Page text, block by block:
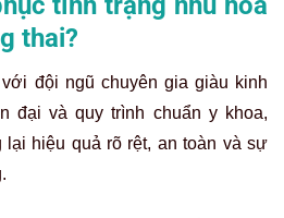
thai?
đội ngũ chuyên gia giàu kinh
đại và quy trình chuẩn y khoa,
lại hiệu quả rõ rệt, an toàn và sự